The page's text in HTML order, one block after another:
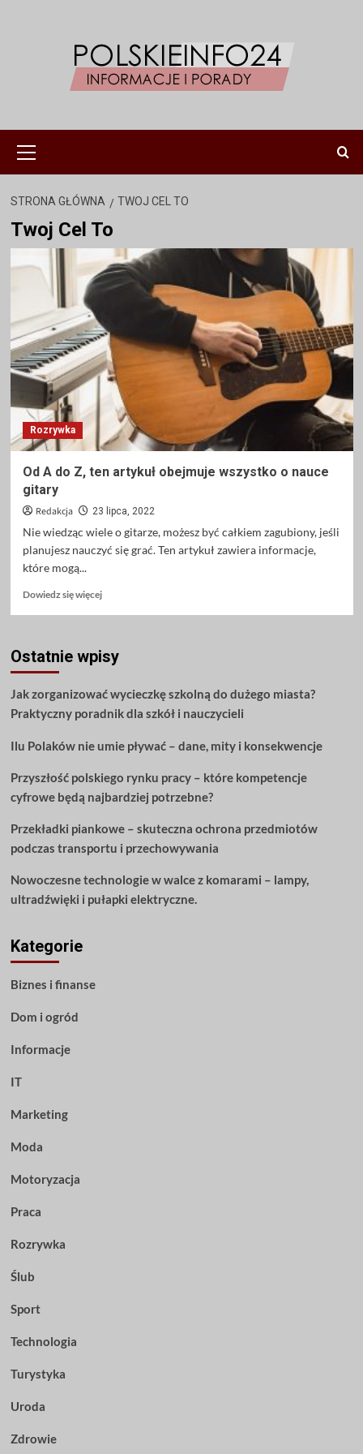
główne
STRONA GŁÓWNA TWOJ CEL TO
Twoj Cel To
Rozrywka
Od A do Z, ten artykuł obejmuje wszystko o nauce
gitary
Redakcja 23 lipca, 2022
Nie wiedząc wiele o gitarze, możesz być całkiem zagubiony, jeśli
planujesz nauczyć się grać. Ten artykuł zawiera informacje,
które mogą...
Dowiedz się więcejDowiedz
Od
Z,
ten
obejmuje
o
nauce
gitary
Ostatnie wpisy
Jak zorganizować wycieczkę szkolną do dużego miasta?
Praktyczny poradnik dla szkół i nauczycieli
Ilu Polaków nie umie pływać – dane, mity i konsekwencje
Przyszłość polskiego rynku pracy – które kompetencje
cyfrowe będą najbardziej potrzebne?
Przekładki piankowe – skuteczna ochrona przedmiotów
podczas transportu i przechowywania
Nowoczesne technologie w walce z komarami – lampy,
ultradźwięki i pułapki elektryczne.
Kategorie
Biznes i finanse
Dom i ogród
Informacje
IT
Marketing
Moda
Motoryzacja
Praca
Rozrywka
Ślub
Sport
Technologia
Turystyka
Uroda
Zdrowie